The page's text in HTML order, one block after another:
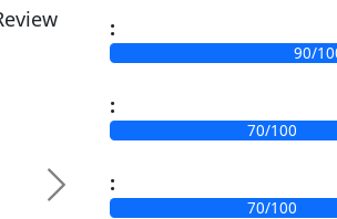
Next
:
90/
:
70/100
:
70/100